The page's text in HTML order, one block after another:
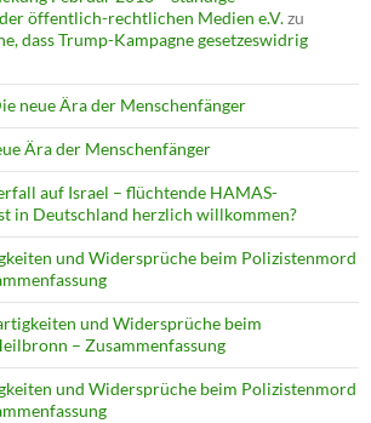
öffentlich-rechtlichen Medien e.V.zu
dass Trump-Kampagne gesetzeswidrig
neue Ära der Menschenfänger
Ära der Menschenfänger
auf Israel – flüchtende HAMAS-
in Deutschland herzlich willkommen?
und Widersprüche beim Polizistenmord
und Widersprüche beim
– Zusammenfassung
und Widersprüche beim Polizistenmord